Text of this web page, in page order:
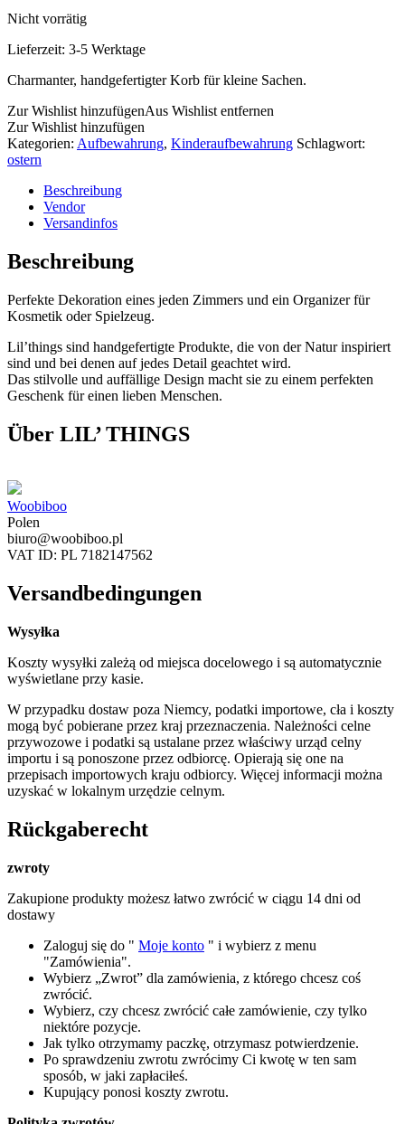
Nicht vorrätig
Lieferzeit: 3-5 Werktage
Charmanter, handgefertigter Korb für kleine Sachen.
Zur Wishlist hinzufügenAus Wishlist entfernen
Zur Wishlist hinzufügen
Kategorien: Aufbewahrung, Kinderaufbewahrung Schlagwort:
ostern
Beschreibung
Vendor
Versandinfos
Beschreibung
Perfekte Dekoration eines jeden Zimmers und ein Organizer für
Kosmetik oder Spielzeug.
Lil’things sind handgefertigte Produkte, die von der Natur inspiriert
sind und bei denen auf jedes Detail geachtet wird.
Das stilvolle und auffällige Design macht sie zu einem perfekten
Geschenk für einen lieben Menschen.
Über LIL’ THINGS
Woobiboo
Polen
biuro@woobiboo.pl
VAT ID: PL 7182147562
Versandbedingungen
Wysyłka
Koszty wysyłki zależą od miejsca docelowego i są automatycznie
wyświetlane przy kasie.
W przypadku dostaw poza Niemcy, podatki importowe, cła i koszty
mogą być pobierane przez kraj przeznaczenia. Należności celne
przywozowe i podatki są ustalane przez właściwy urząd celny
importu i są ponoszone przez odbiorcę. Opierają się one na
przepisach importowych kraju odbiorcy. Więcej informacji można
uzyskać w lokalnym urzędzie celnym.
Rückgaberecht
zwroty
Zakupione produkty możesz łatwo zwrócić w ciągu 14 dni od
dostawy
Zaloguj się do " Moje konto " i wybierz z menu
"Zamówienia".
Wybierz „Zwrot” dla zamówienia, z którego chcesz coś
zwrócić.
Wybierz, czy chcesz zwrócić całe zamówienie, czy tylko
niektóre pozycje.
Jak tylko otrzymamy paczkę, otrzymasz potwierdzenie.
Po sprawdzeniu zwrotu zwrócimy Ci kwotę w ten sam
sposób, w jaki zapłaciłeś.
Kupujący ponosi koszty zwrotu.